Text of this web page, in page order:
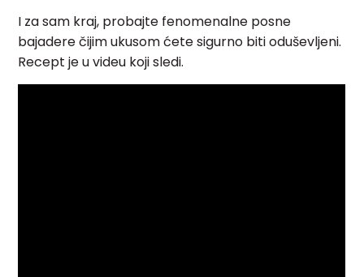
I za sam kraj, probajte fenomenalne posne
bajadere čijim ukusom ćete sigurno biti oduševljeni.
Recept je u videu koji sledi.